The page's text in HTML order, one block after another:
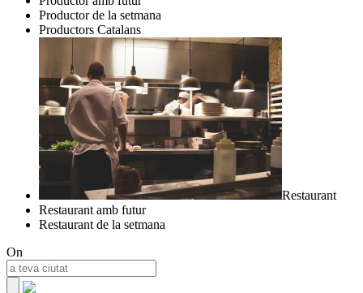
Productor de la setmana
Productors Catalans
Restaurant
Restaurant amb futur
Restaurant de la setmana
On